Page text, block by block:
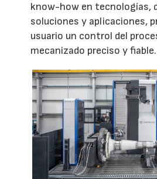
know-how en tecnologías,
soluciones y aplicaciones,
usuario un control del
mecanizado preciso y fiable.